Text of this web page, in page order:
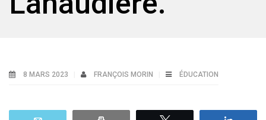
8 MARS 2023 FRANÇOIS MORIN ÉDUCATION